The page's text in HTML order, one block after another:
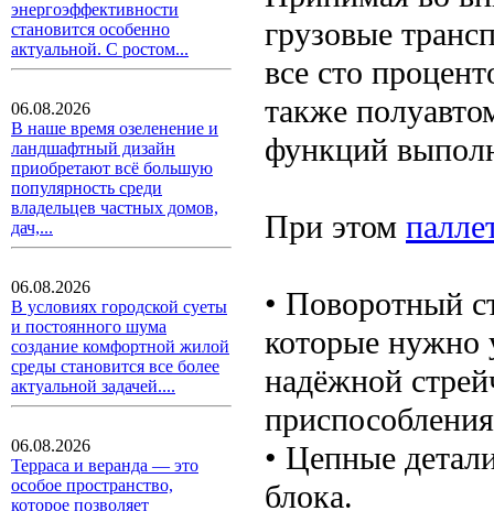
энергоэффективности
становится особенно
актуальной. С ростом...
06.08.2026
В наше время озеленение и
ландшафтный дизайн
приобретают всё большую
популярность среди
владельцев частных домов,
дач,...
06.08.2026
В условиях городской суеты
и постоянного шума
создание комфортной жилой
среды становится все более
актуальной задачей....
06.08.2026
Терраса и веранда — это
особое пространство,
которое позволяет
грузовые
все сто
также
функций
При этом
• Поворотный
которые нужно
надёжной
• Цепные
блока.